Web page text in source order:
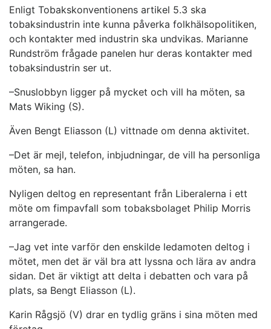
Enligt Tobakskonventionens artikel 5.3 ska
tobaksindustrin inte kunna påverka folkhälsopolitiken,
och kontakter med industrin ska undvikas. Marianne
Rundström frågade panelen hur deras kontakter med
tobaksindustrin ser ut.
–Snuslobbyn ligger på mycket och vill ha möten, sa
Mats Wiking (S).
Även Bengt Eliasson (L) vittnade om denna aktivitet.
–Det är mejl, telefon, inbjudningar, de vill ha personliga
möten, sa han.
Nyligen deltog en representant från Liberalerna i ett
möte om fimpavfall som tobaksbolaget Philip Morris
arrangerade.
–Jag vet inte varför den enskilde ledamoten deltog i
mötet, men det är väl bra att lyssna och lära av andra
sidan. Det är viktigt att delta i debatten och vara på
plats, sa Bengt Eliasson (L).
Karin Rågsjö (V) drar en tydlig gräns i sina möten med